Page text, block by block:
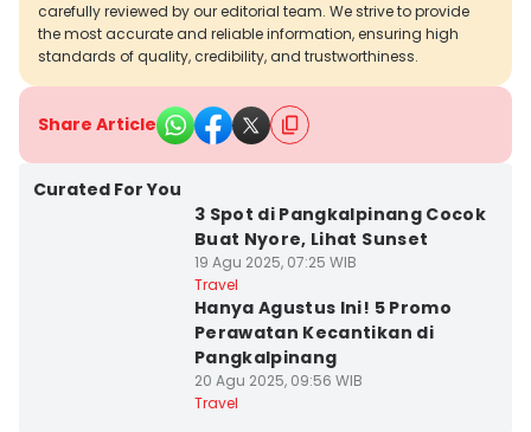
carefully reviewed by our editorial team. We strive to provide
the most accurate and reliable information, ensuring high
standards of quality, credibility, and trustworthiness.
Share Article
Curated For You
3 Spot di Pangkalpinang Cocok
Buat Nyore, Lihat Sunset
19 Agu 2025, 07:25 WIB
Travel
Hanya Agustus Ini! 5 Promo
Perawatan Kecantikan di
Pangkalpinang
20 Agu 2025, 09:56 WIB
Travel